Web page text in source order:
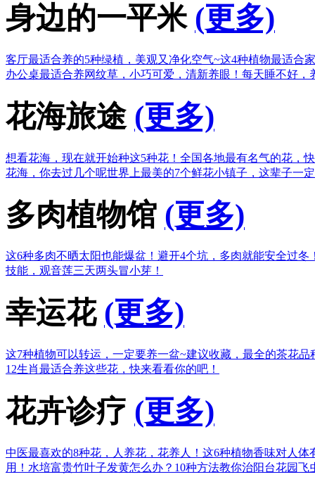
身边的一平米 (更多)
客厅最适合养的5种绿植，美观又净化空气~这4种植物最适合
办公桌最适合养网纹草，小巧可爱，清新养眼！ 每天睡不好，
花海旅途 (更多)
想看花海，现在就开始种这5种花！ 全国各地最有名气的花，
花海，你去过几个呢世界上最美的7个鲜花小镇子，这辈子一
多肉植物馆 (更多)
这6种多肉不晒太阳也能爆盆！ 避开4个坑，多肉就能安全过冬
技能，观音莲三天两头冒小芽！
幸运花 (更多)
这7种植物可以转运，一定要养一盆~建议收藏，最全的茶花品
12生肖最适合养这些花，快来看看你的吧！
花卉诊疗 (更多)
中医最喜欢的8种花，人养花，花养人！ 这6种植物香味对人体
用！ 水培富贵竹叶子发黄怎么办？ 10种方法教你治阳台花园飞